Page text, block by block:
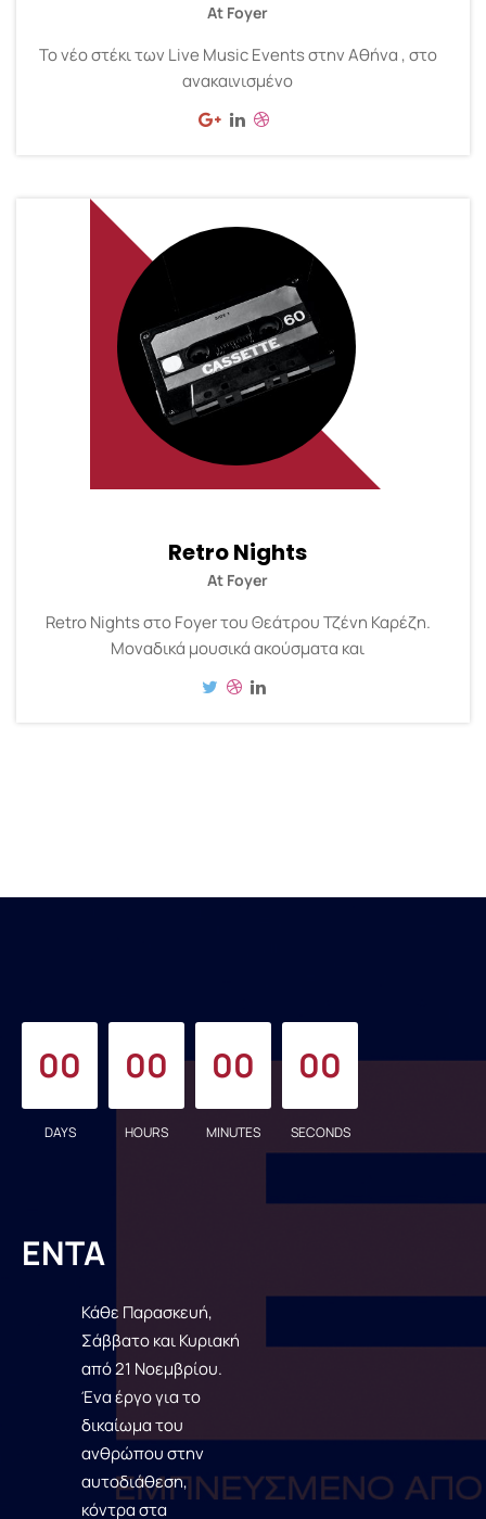
At Foyer
Το νέο στέκι των Live Music Events στην Αθήνα , στο
ανακαινισμένο
Retro Nights
At Foyer
Retro Nights στο Foyer του Θεάτρου Τζένη Καρέζη.
Μοναδικά μουσικά ακούσματα και
00
DAYS
00
HOURS
00
MINUTES
00
SECONDS
ΕΝΤΑ
Κάθε Παρασκευή,
Σάββατο και Κυριακή
από 21 Νοεμβρίου.
Ένα έργο για το
δικαίωμα του
ανθρώπου στην
αυτοδιάθεση,
κόντρα στα